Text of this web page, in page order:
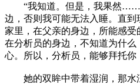
“我知道。但是，我果然……
边，否则我可能无法入睡。直
家里，在父亲的身边，所能感
在分析员的身边，不知道为什
心。所以，分析员，能够拜托你
她的双眸中带着湿润，那水